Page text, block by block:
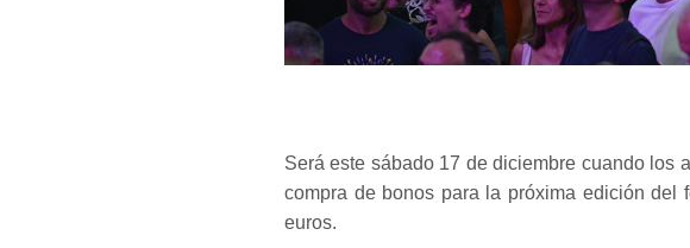
Será este sábado 17 de diciembre cuando los
compra de bonos para la próxima edición del
euros.